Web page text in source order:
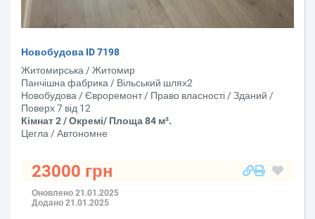
Новобудова ID 7198
Житомирська / Житомир
Панчішна фабрика / Вільський шлях2
Новобудова / Євроремонт / Право власності / Зданий /
Поверх 7 від 12
Кімнат 2 / Окремі/ Площа 84 м².
Цегла / Автономне
23000 грн
Оновлено 21.01.2025
Додано 21.01.2025